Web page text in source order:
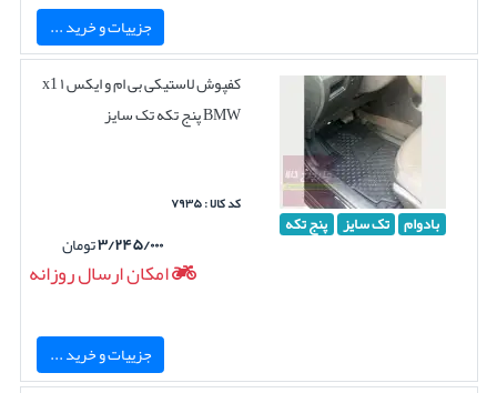
جزییات و خرید ...
بادوام تک سایز پنج تکه
کفپوش لاستیکی بی ام و ایکس ۱ x1
BMW پنج تکه تک سایز
کد کالا : ۷۹۳۵
۳/۲۴۵/۰۰۰تومان
امکان ارسال روزانه
جزییات و خرید ...